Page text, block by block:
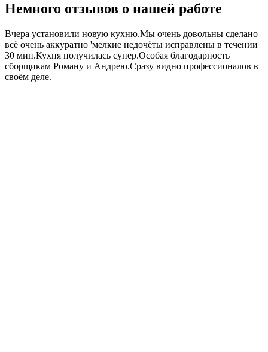
Немного отзывов о нашей работе
Вчера установили новую кухню.Мы очень довольны сделано
всё очень аккуратно 'мелкие недочёты исправлены в течении
30 мин.Кухня получилась супер.Особая благодарность
сборщикам Роману и Андрею.Сразу видно профессионалов в
своём деле.